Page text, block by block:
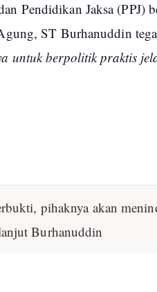
Pendidikan Jaksa
ST Burhanuddin
untuk berpolitik praktis
pihaknya akan
Burhanuddin